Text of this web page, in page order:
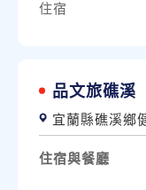
住宿
品文旅礁溪
宜蘭縣礁溪鄉
住宿與餐廳